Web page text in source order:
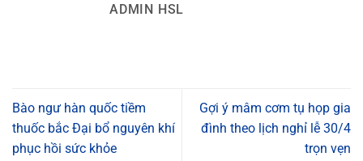
ADMIN HSL
Bào ngư hàn quốc tiềm
thuốc bắc Đại bổ nguyên khí
phục hồi sức khỏe
Gợi ý mâm cơm tụ họp gia
đình theo lịch nghỉ lễ 30/4
trọn vẹn